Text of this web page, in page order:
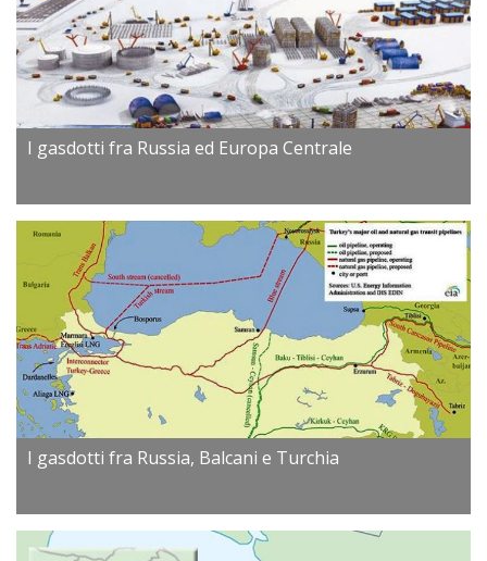
I gasdotti fra Russia ed Europa Centrale
I gasdotti fra Russia, Balcani e Turchia